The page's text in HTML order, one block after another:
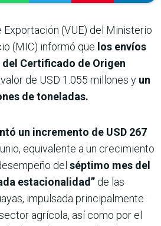
Exportación (VUE) del Ministerio
(MIC) informó que los envíos
Certificado de Origen
de USD 1.055 millones y un
de toneladas.
un incremento de USD 267
equivalente a un crecimiento
del séptimo mes del
estacionalidad” de las
impulsada principalmente
agrícola, así como por el